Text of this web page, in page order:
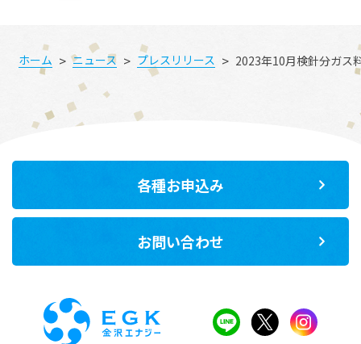
ホーム > ニュース > プレスリリース > 2023年10月検針分ガス
各種お申込み
お問い合わせ